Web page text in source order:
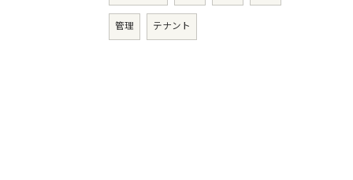
管理 テナント